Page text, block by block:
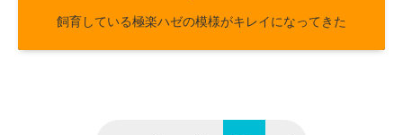
飼育している極楽ハゼの模様がキレイになってきた